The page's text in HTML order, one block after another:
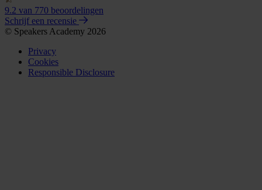
9.2 van 770 beoordelingen
Schrijf een recensie
© Speakers Academy 2026
Privacy
Cookies
Responsible Disclosure